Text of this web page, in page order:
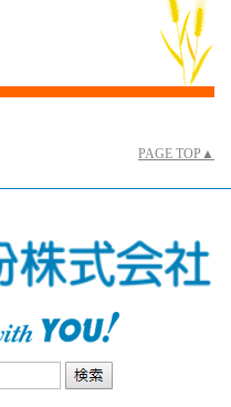
PAGE TOP▲